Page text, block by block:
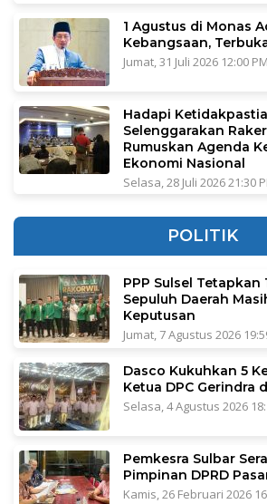
1 Agustus di Monas
Kebangsaan,
Jumat, 31 Juli 2026 12:00 PM
Hadapi
Selenggarakan
Rumuskan Agenda
Ekonomi Nasional
Selasa, 28 Juli 2026 21:30
POLITIK
PPP Sulsel Tetapkan
Sepuluh Daerah
Keputusan
Jumat, 7 Agustus 2026
Dasco Kukuhkan 5
Ketua DPC Gerindra
Selasa, 4 Agustus 2026
Pemkesra Sulbar
Pimpinan DPRD
Kamis, 26 Februari 2026